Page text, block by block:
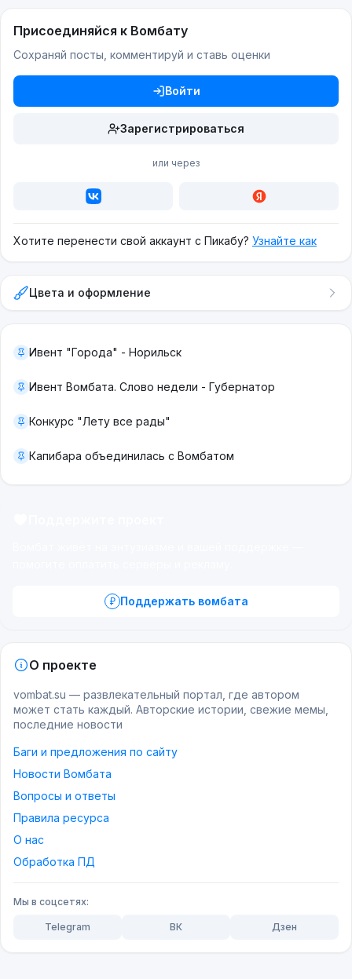
Присоединяйся к Вомбату
Сохраняй посты, комментируй и ставь оценки
Войти
Зарегистрироваться
или через
Хотите перенести свой аккаунт с Пикабу? Узнайте как
Цвета и оформление
Ивент "Города" - Норильск
Ивент Вомбата. Слово недели - Губернатор
Конкурс "Лету все рады"
Капибара объединилась с Вомбатом
Поддержать вомбата
О проекте
vombat.su — развлекательный портал, где автором
может стать каждый. Авторские истории, свежие мемы,
последние новости
Баги и предложения по сайту
Новости Вомбата
Вопросы и ответы
Правила ресурса
О нас
Обработка ПД
Мы в соцсетях:
Telegram ВК Дзен